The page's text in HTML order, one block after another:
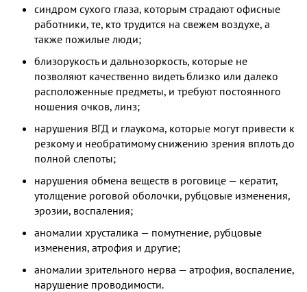
синдром сухого глаза, которым страдают офисные
работники, те, кто трудится на свежем воздухе, а
также пожилые люди;
близорукость и дальнозоркость, которые не
позволяют качественно видеть близко или далеко
расположенные предметы, и требуют постоянного
ношения очков, линз;
нарушения ВГД и глаукома, которые могут привести к
резкому и необратимому снижению зрения вплоть до
полной слепоты;
нарушения обмена веществ в роговице — кератит,
утолщение роговой оболочки, рубцовые изменения,
эрозии, воспаления;
аномалии хрусталика — помутнение, рубцовые
изменения, атрофия и другие;
аномалии зрительного нерва — атрофия, воспаление,
нарушение проводимости.